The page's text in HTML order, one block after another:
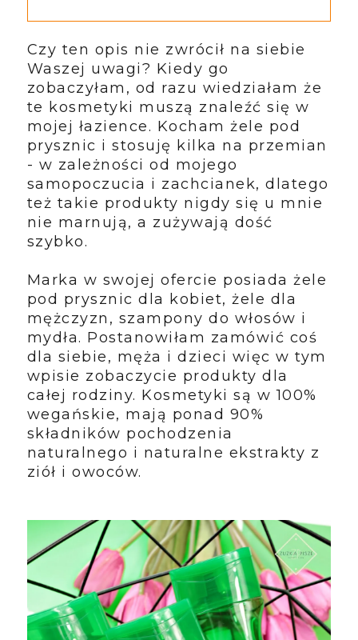
Czy ten opis nie zwrócił na siebie
Waszej uwagi? Kiedy go
zobaczyłam, od razu wiedziałam że
te kosmetyki muszą znaleźć się w
mojej łazience. Kocham żele pod
prysznic i stosuję kilka na przemian
- w zależności od mojego
samopoczucia i zachcianek, dlatego
też takie produkty nigdy się u mnie
nie marnują, a zużywają dość
szybko.
Marka w swojej ofercie posiada żele
pod prysznic dla kobiet, żele dla
mężczyzn, szampony do włosów i
mydła. Postanowiłam zamówić coś
dla siebie, męża i dzieci więc w tym
wpisie zobaczycie produkty dla
całej rodziny. Kosmetyki są w 100%
wegańskie, mają ponad 90%
składników pochodzenia
naturalnego i naturalne ekstrakty z
ziół i owoców.